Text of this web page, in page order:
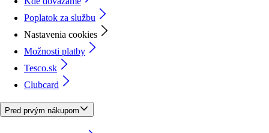
Poplatok za službu
Nastavenia cookies
Možnosti platby
Tesco.sk
Clubcard
Pred prvým nákupom